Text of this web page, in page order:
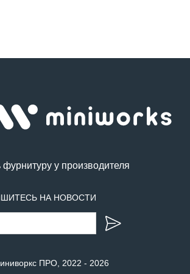
фурнитуру у производителя
НА НОВОСТИ
ПРО , 2022 - 2026